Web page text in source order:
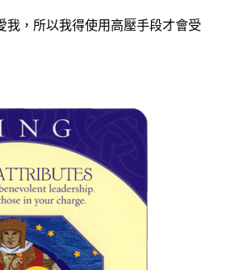
我，所以我得使用高壓手段才會受